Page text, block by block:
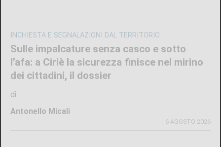
INCHIESTA E SEGNALAZIONI DAL TERRITORIO
Sulle impalcature senza casco e sotto
l’afa: a Ciriè la sicurezza finisce nel mirino
dei cittadini, il dossier
di
Antonello Micali
6 AGOSTO 2026